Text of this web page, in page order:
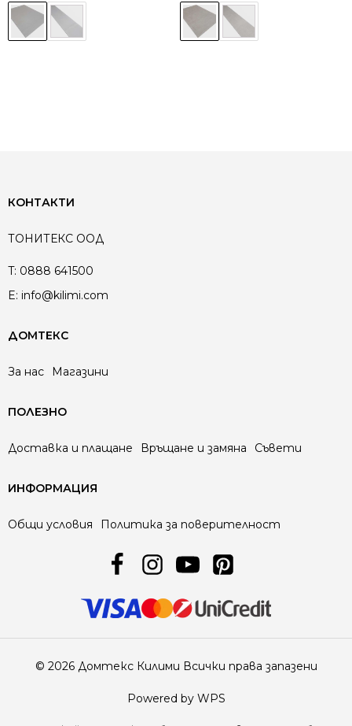
КОНТАКТИ
ТОНИТЕКС ООД
T: 0888 641500
E: info@kilimi.com
ДОМТЕКС
За нас Магазини
ПОЛЕЗНО
Доставка и плащане Връщане и замяна Съвети
ИНФОРМАЦИЯ
Общи условия Политика за поверителност
© 2026 Домтекс Килими Всички права запазени
Powered by WPS